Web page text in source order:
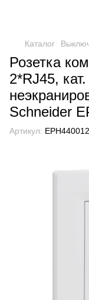
Каталог
Розетка
2*RJ45,
Schneider
Артикул: